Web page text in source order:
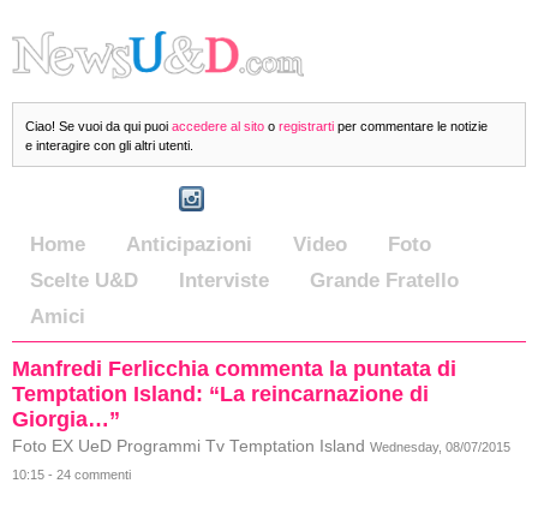
Ciao! Se vuoi da qui puoi accedere al sito o registrarti per commentare le notizie
e interagire con gli altri utenti.
Home Anticipazioni Video
Foto
Scelte U&D
Interviste
Grande Fratello
Amici
Manfredi Ferlicchia commenta la puntata di
Temptation Island: “La reincarnazione di
Giorgia…”
Foto EX UeD Programmi Tv Temptation Island Wednesday, 08/07/2015
10:15 - 24 commenti